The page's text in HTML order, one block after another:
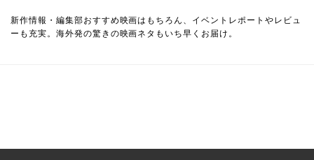
新作情報・編集部おすすめ映画はもちろん、イベントレポートやレビュ
ーも充実。海外発の驚きの映画ネタもいち早くお届け。